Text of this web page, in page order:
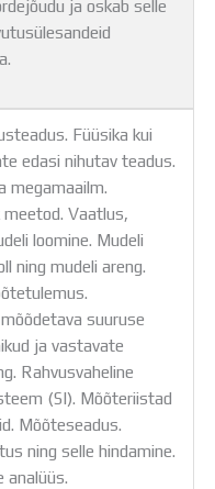
ja oskab selle
Füüsika kui
edasi nihutav teadus.
megamaailm.
Vaatlus,
loomine. Mudeli
ning mudeli areng.
suuruse
ja vastavate
Rahvusvaheline
(SI). Mõõteriistad
Mõõteseadus.
ning selle hindamine.
analüüs.